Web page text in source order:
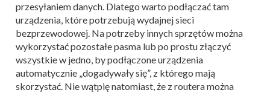
przesyłaniem danych. Dlatego warto podłączać tam
urządzenia, które potrzebują wydajnej sieci
bezprzewodowej. Na potrzeby innych sprzętów można
wykorzystać pozostałe pasma lub po prostu złączyć
wszystkie w jedno, by podłączone urządzenia
automatycznie „dogadywały się”, z którego mają
skorzystać. Nie wątpię natomiast, że z routera można